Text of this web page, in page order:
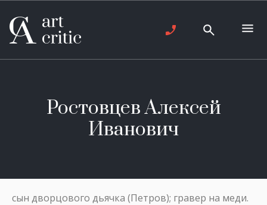
Ростовцев Алексей
Иванович
сын дворцового дьячка (Петров); гравер на меди.